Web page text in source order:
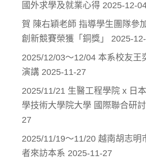
國外求學及就業心得 2025-12-
賀 陳右穎老師 指導學生團隊參
創新競賽榮獲「銅獎」
2025-
2025/12/03～12/04 本系校友王
演講 2025-11-27
2025/11/21 生醫工程學院 x 日
學技術大學院大學 國際聯合研
27
2025/11/19～11/20 越南胡志明
者來訪本系 2025-11-27